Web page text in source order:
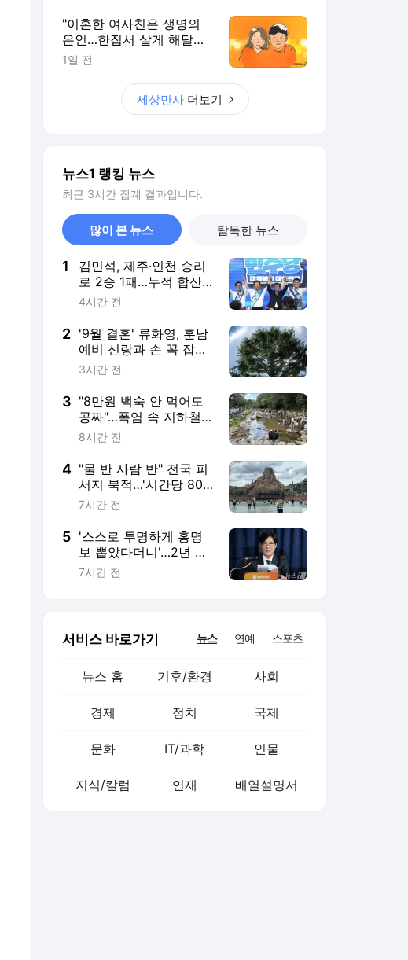
"이혼한 여사친은 생명의
은인…한집서 살게 해달라"
남편 요구에 '절망'
1일 전
세상만사 더보기
뉴스1 랭킹 뉴스
최근 3시간 집계 결과입니다.
많이 본 뉴스 탐독한 뉴스
1
김민석, 제주·인천 승리
로 2승 1패…누적 합산
역전하며 선두 탈환(종
4시간 전
2 '9월 결혼' 류화영, 훈남
예비 신랑과 손 꼭 잡고
데이트 [N샷]
3시간 전
3 "8만원 백숙 안 먹어도
공짜"…폭염 속 지하철
타고 가는 '역세권 계곡'
8시간 전
4 "물 반 사람 반" 전국 피
서지 북적…'시간당 80
㎜' 강원 영동은 입수 금
7시간 전
5 '스스로 투명하게 홍명
보 뽑았다더니'…2년 만
에 말 바꾼 이임생
7시간 전
서비스 바로가기 뉴스 연예 스포츠
뉴스 홈 기후/환경 사회
경제 정치 국제
문화 IT/과학 인물
지식/칼럼 연재 배열설명서